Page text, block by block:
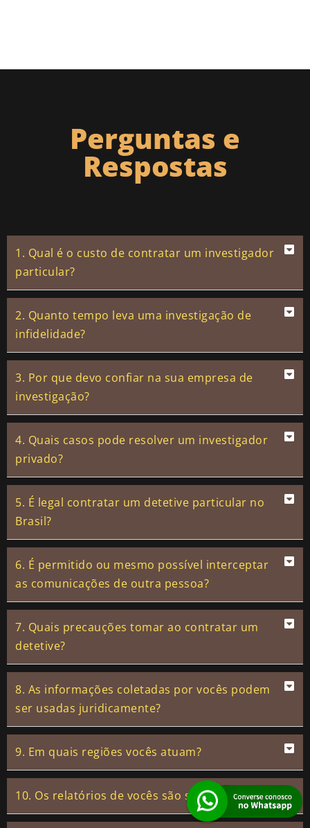
Perguntas e
Respostas
1. Qual é o custo de contratar um investigador
particular?
2. Quanto tempo leva uma investigação de
infidelidade?
3. Por que devo confiar na sua empresa de
investigação?
4. Quais casos pode resolver um investigador
privado?
5. É legal contratar um detetive particular no
Brasil?
6. É permitido ou mesmo possível interceptar
as comunicações de outra pessoa?
7. Quais precauções tomar ao contratar um
detetive?
8. As informações coletadas por vocês podem
ser usadas juridicamente?
9. Em quais regiões vocês atuam?
10. Os relatórios de vocês são sigilosos?